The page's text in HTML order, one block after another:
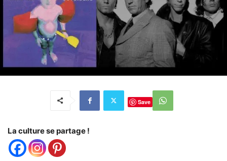
Save
La culture se partage !